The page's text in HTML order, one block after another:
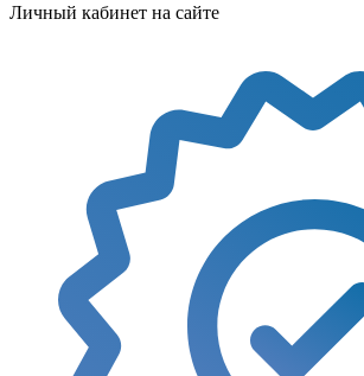
Личный кабинет на сайте